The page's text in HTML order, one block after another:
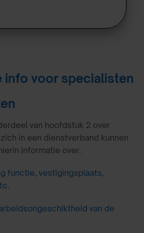
info voor specialisten
van hoofdstuk 2 over
in een dienstverband kunnen
informatie over:
functie, vestigingsplaats,
van de